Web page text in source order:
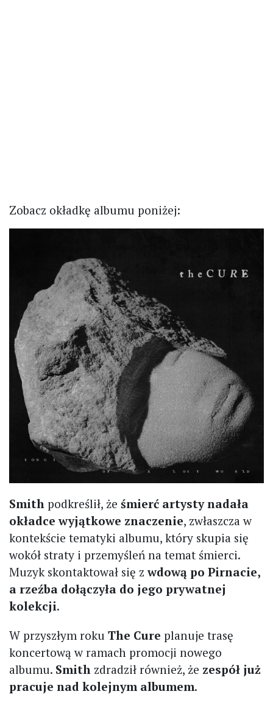
Zobacz okładkę albumu poniżej:
Smith podkreślił, że śmierć artysty nadała
okładce wyjątkowe znaczenie, zwłaszcza w
kontekście tematyki albumu, który skupia się
wokół straty i przemyśleń na temat śmierci.
Muzyk skontaktował się zwdową po Pirnacie,
a rzeźba dołączyła do jego prywatnej
kolekcji.
W przyszłym roku The Cure planuje trasę
koncertową w ramach promocji nowego
albumu. Smith zdradził również, że zespół już
pracuje nad kolejnym albumem.